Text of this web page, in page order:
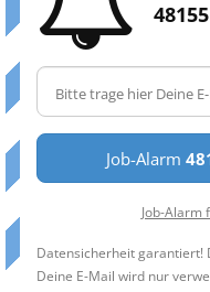
Job-Alarm
Job-Alarm
Datensicherheit garantiert!
Deine E-Mail wird nur